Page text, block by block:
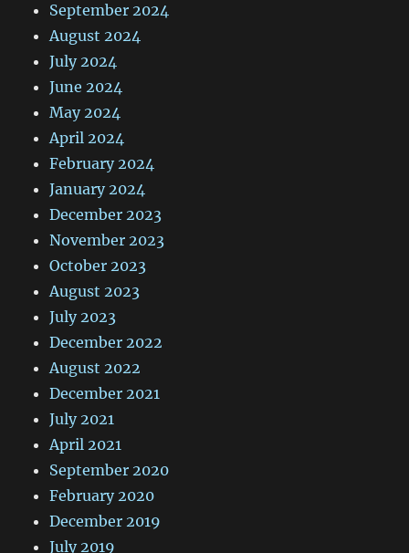
September 2024
August 2024
July 2024
June 2024
May 2024
April 2024
February 2024
January 2024
December 2023
November 2023
October 2023
August 2023
July 2023
December 2022
August 2022
December 2021
July 2021
April 2021
September 2020
February 2020
December 2019
July 2019